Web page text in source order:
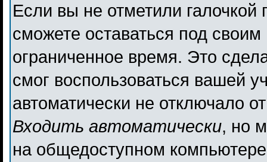
Если вы не отметили галочкой
сможете оставаться под
ограниченное время. Это
смог воспользоваться вашей
автоматически не отключало
Входить автоматически, но
на общедоступном